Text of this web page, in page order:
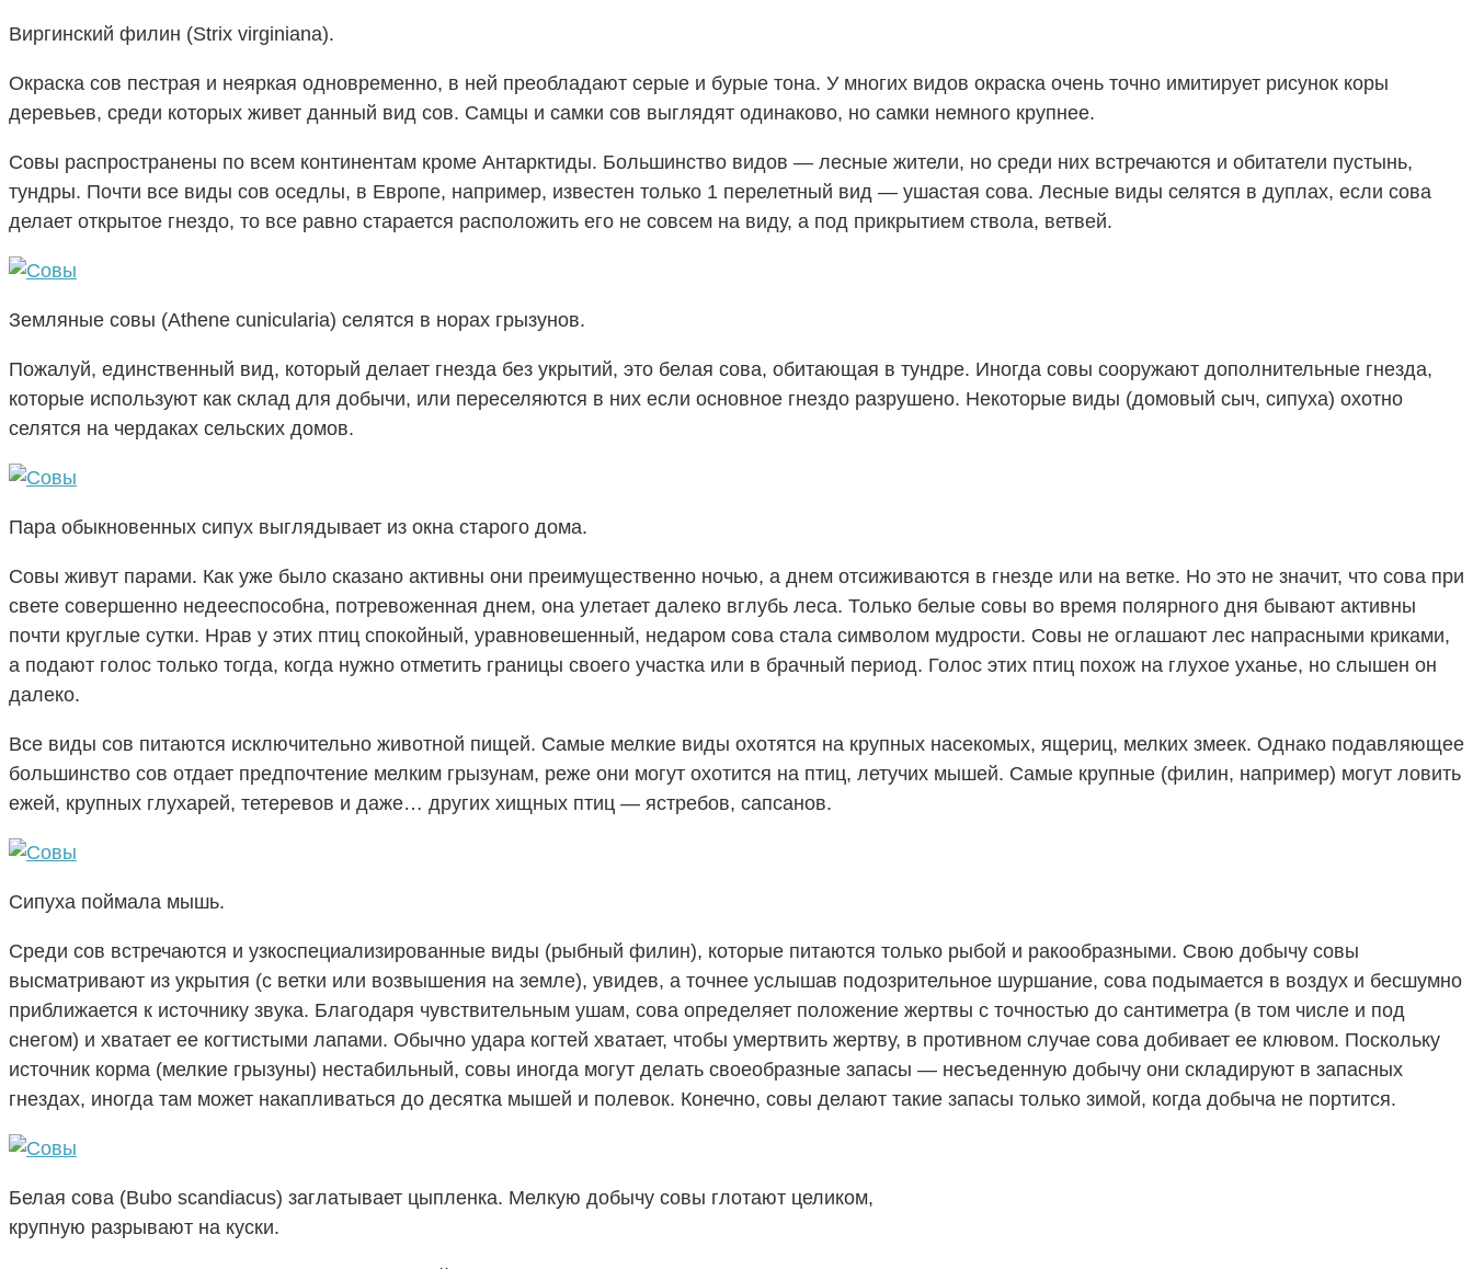
Виргинский филин (Strix virginiana).
Окраска сов пестрая и неяркая одновременно, в ней преобладают серые и бурые тона. У многих видов окраска очень точно имитирует рисунок коры
деревьев, среди которых живет данный вид сов. Самцы и самки сов выглядят одинаково, но самки немного крупнее.
Совы распространены по всем континентам кроме Антарктиды. Большинство видов — лесные жители, но среди них встречаются и обитатели пустынь,
тундры. Почти все виды сов оседлы, в Европе, например, известен только 1 перелетный вид — ушастая сова. Лесные виды селятся в дуплах, если сова
делает открытое гнездо, то все равно старается расположить его не совсем на виду, а под прикрытием ствола, ветвей.
Земляные совы (Athene cunicularia) селятся в норах грызунов.
Пожалуй, единственный вид, который делает гнезда без укрытий, это белая сова, обитающая в тундре. Иногда совы сооружают дополнительные гнезда,
которые используют как склад для добычи, или переселяются в них если основное гнездо разрушено. Некоторые виды (домовый сыч, сипуха) охотно
селятся на чердаках сельских домов.
Пара обыкновенных сипух выглядывает из окна старого дома.
Совы живут парами. Как уже было сказано активны они преимущественно ночью, а днем отсиживаются в гнезде или на ветке. Но это не значит, что сова при
свете совершенно недееспособна, потревоженная днем, она улетает далеко вглубь леса. Только белые совы во время полярного дня бывают активны
почти круглые сутки. Нрав у этих птиц спокойный, уравновешенный, недаром сова стала символом мудрости. Совы не оглашают лес напрасными криками,
а подают голос только тогда, когда нужно отметить границы своего участка или в брачный период. Голос этих птиц похож на глухое уханье, но слышен он
далеко.
Все виды сов питаются исключительно животной пищей. Самые мелкие виды охотятся на крупных насекомых, ящериц, мелких змеек. Однако подавляющее
большинство сов отдает предпочтение мелким грызунам, реже они могут охотится на птиц, летучих мышей. Самые крупные (филин, например) могут ловить
ежей, крупных глухарей, тетеревов и даже… других хищных птиц — ястребов, сапсанов.
Сипуха поймала мышь.
Среди сов встречаются и узкоспециализированные виды (рыбный филин), которые питаются только рыбой и ракообразными. Свою добычу совы
высматривают из укрытия (с ветки или возвышения на земле), увидев, а точнее услышав подозрительное шуршание, сова подымается в воздух и бесшумно
приближается к источнику звука. Благодаря чувствительным ушам, сова определяет положение жертвы с точностью до сантиметра (в том числе и под
снегом) и хватает ее когтистыми лапами. Обычно удара когтей хватает, чтобы умертвить жертву, в противном случае сова добивает ее клювом. Поскольку
источник корма (мелкие грызуны) нестабильный, совы иногда могут делать своеобразные запасы — несъеденную добычу они складируют в запасных
гнездах, иногда там может накапливаться до десятка мышей и полевок. Конечно, совы делают такие запасы только зимой, когда добыча не портится.
Белая сова (Bubo scandiacus) заглатывает цыпленка. Мелкую добычу совы глотают целиком,
крупную разрывают на куски.